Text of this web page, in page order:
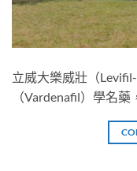
立威大樂威壯（
（Vardenafil）學名